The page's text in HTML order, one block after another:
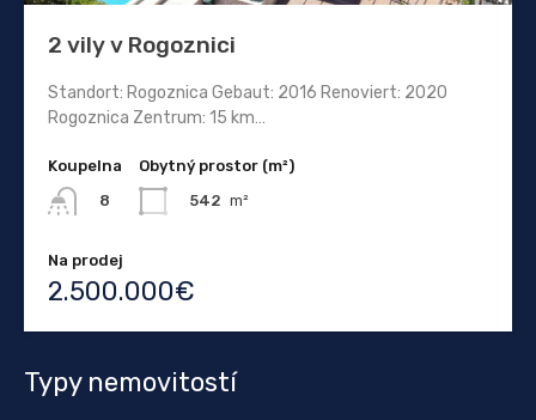
2 vily v Rogoznici
Standort: Rogoznica Gebaut: 2016 Renoviert: 2020
Rogoznica Zentrum: 15 km…
Koupelna
8
Obytný prostor (m²)
542 m²
Na prodej
2.500.000€
Typy nemovitostí